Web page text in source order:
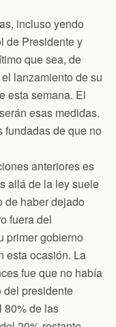
incluso yendo
de Presidente y
que sea, de
lanzamiento de su
esta semana. El
esas medidas.
fundadas de que no
anteriores es
allá de la ley suele
de haber dejado
fuera del
primer gobierno
esta ocasión. La
fue que no había
del presidente
80% de las